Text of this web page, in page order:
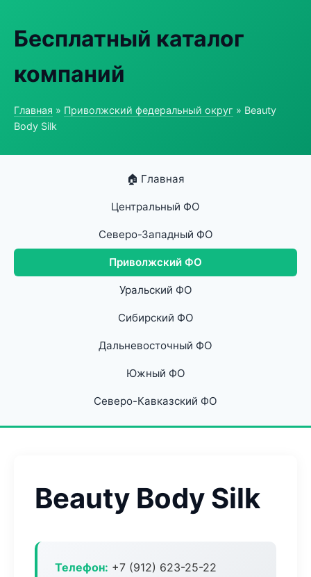
Бесплатный каталог
компаний
Главная » Приволжский федеральный округ » Beauty
Body Silk
🏠 Главная
Центральный ФО
Северо-Западный ФО
Приволжский ФО
Уральский ФО
Сибирский ФО
Дальневосточный ФО
Южный ФО
Северо-Кавказский ФО
Beauty Body Silk
Телефон: +7 (912) 623-25-22